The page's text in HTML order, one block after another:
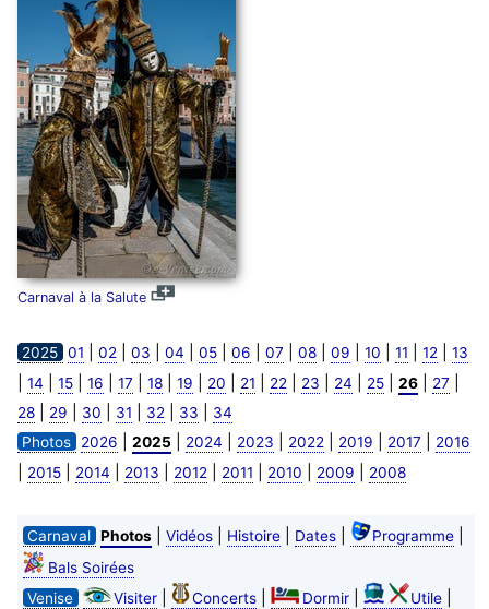
Carnaval à la Salute
2025 01 02 03 04 05| 06 07 08| 09 10 11 12 13
14 15| 16 17 18| 19 20 21 22 23 24 25| 26| 27
28| 29 30 31 32 33
34
Photos
2026 2025 2024 2023 2022 2019 2017 2016
2015| 2014 2013 2012 2011 2010 2009 2008
Carnaval Photos| Vidéos| Histoire| Dates| Programme|
Bals Soirées
Venise
Visiter| Concerts| Dormir| Utile|